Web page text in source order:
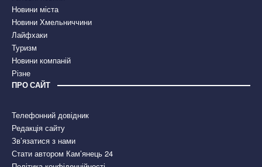
Новини міста
Новини Хмельниччини
Лайфхаки
Туризм
Новини компаній
Різне
ПРО САЙТ
Телефонний довідник
Редакція сайту
Зв’язатися з нами
Стати автором Кам’янець 24